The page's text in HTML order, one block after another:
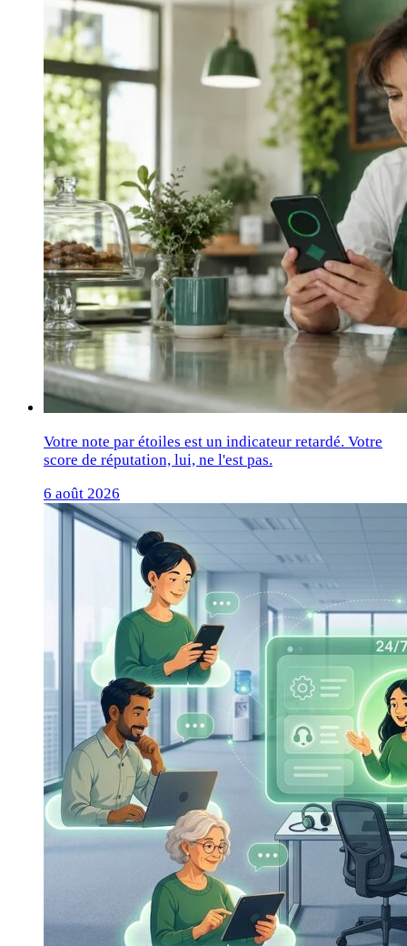
Votre note par étoiles est un indicateur retardé. Votre
score de réputation, lui, ne l'est pas.
6 août 2026